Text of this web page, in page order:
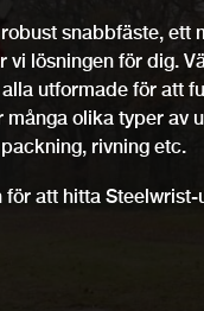
snabbfäste, ett
lösningen för dig.
utformade för att
olika typer av
rivning etc.
att hitta